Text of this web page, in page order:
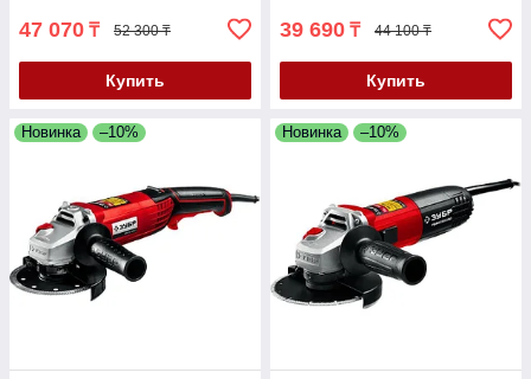
47 070 ₸ 52 300 ₸
Купить
39 690 ₸ 44 100 ₸
Купить
Новинка –10% Новинка –10%